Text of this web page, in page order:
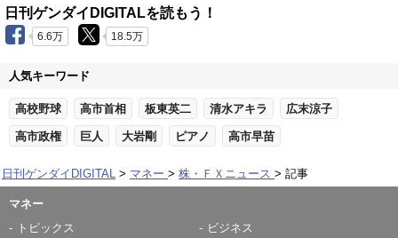
日刊ゲンダイDIGITALを読もう！
6.6万 18.5万
人気キーワード
高校野球 高市首相 板東英二 清水アキラ 広末涼子
高市政権 巨人 大岩剛 ピアノ 高市早苗
日刊ゲンダイDIGITAL マネー 株・ＦＸニュース 記事
マネー
トピックス
ビジネス